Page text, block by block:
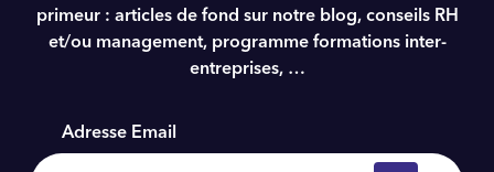
primeur : articles de fond sur notre blog, conseils RH
et/ou management, programme formations inter-
entreprises, …
Adresse Email